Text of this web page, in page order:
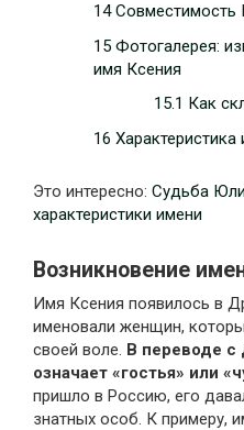
14 Совместимость
15 Фотогалерея:
имя Ксения
15.1 Как
16
Это интересно: Судьба
характеристики имени
Возникновение
Имя Ксения появилось в
именовали женщин,
своей воле. В переводе с
означает «гостья» или
пришло в Россию, его
знатных особ. К примеру,